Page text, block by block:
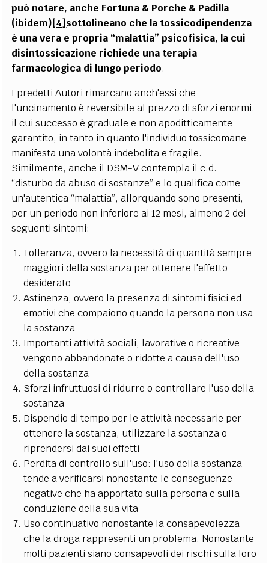
può notare, anche Fortuna & Porche & Padilla
(ibidem)[4]sottolineano che la tossicodipendenza
è una vera e propria “malattia” psicofisica, la cui
disintossicazione richiede una terapia
farmacologica di lungo periodo.
I predetti Autori rimarcano anch'essi che
l'uncinamento è reversibile al prezzo di sforzi enormi,
il cui successo è graduale e non apoditticamente
garantito, in tanto in quanto l'individuo tossicomane
manifesta una volontà indebolita e fragile.
Similmente, anche il DSM-V contempla il c.d.
“disturbo da abuso di sostanze” e lo qualifica come
un'autentica “malattia”, allorquando sono presenti,
per un periodo non inferiore ai 12 mesi, almeno 2 dei
seguenti sintomi:
Tolleranza, ovvero la necessità di quantità sempre
maggiori della sostanza per ottenere l'effetto
desiderato
Astinenza, ovvero la presenza di sintomi fisici ed
emotivi che compaiono quando la persona non usa
la sostanza
Importanti attività sociali, lavorative o ricreative
vengono abbandonate o ridotte a causa dell'uso
della sostanza
Sforzi infruttuosi di ridurre o controllare l'uso della
sostanza
Dispendio di tempo per le attività necessarie per
ottenere la sostanza, utilizzare la sostanza o
riprendersi dai suoi effetti
Perdita di controllo sull'uso: l'uso della sostanza
tende a verificarsi nonostante le conseguenze
negative che ha apportato sulla persona e sulla
conduzione della sua vita
Uso continuativo nonostante la consapevolezza
che la droga rappresenti un problema. Nonostante
molti pazienti siano consapevoli dei rischi sulla loro